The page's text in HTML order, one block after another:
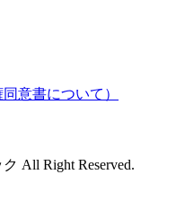
意書について）
All Right Reserved.